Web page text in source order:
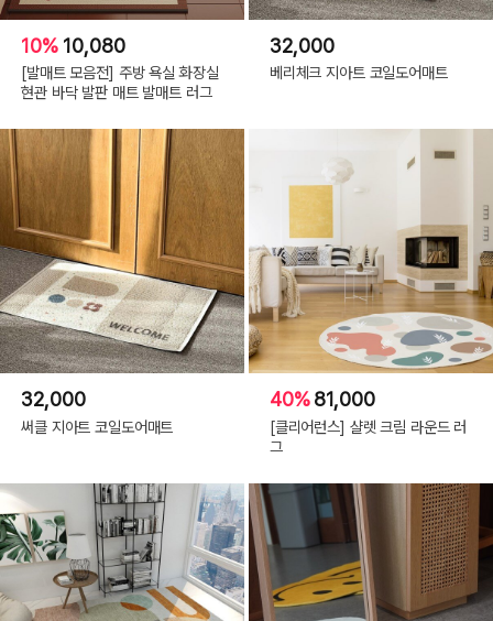
10% 10,080
[발매트 모음전] 주방 욕실 화장실
현관 바닥 발판 매트 발매트 러그
32,000
베리체크 지아트 코일도어매트
32,000
써클 지아트 코일도어매트
40%81,000
[클리어런스] 샬렛 크림 라운드 러
그